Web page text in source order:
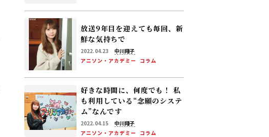
放送9年目を迎えても毎回、新
鮮な気持ちで
2022.04.23
中川翔子
アニソン・アカデミー
コラム
好きな時間に、何度でも！ 私
も利用している“念願のシステ
ム”なんです
2022.04.15
中川翔子
アニソン・アカデミー
コラム